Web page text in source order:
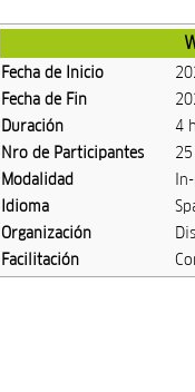
Fecha de Inicio
Fecha de Fin
Duración
4
Nro de Participantes
25
Modalidad
Idioma
Organización
Facilitación